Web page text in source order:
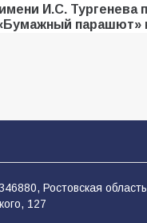
И.С. Тургенева
парашют»
набор?» Что на
в армии России в
Ростовская
127